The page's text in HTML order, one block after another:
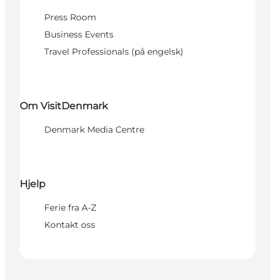
Press Room
Business Events
Travel Professionals (på engelsk)
Om VisitDenmark
Denmark Media Centre
Hjelp
Ferie fra A-Z
Kontakt oss